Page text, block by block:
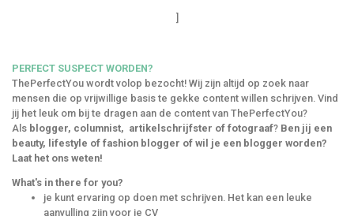
]
PERFECT SUSPECT WORDEN?
ThePerfectYou wordt volop bezocht! Wij zijn altijd op zoek naar
mensen die op vrijwillige basis te gekke content willen schrijven. Vind
jij het leuk om bij te dragen aan de content van ThePerfectYou?
Als blogger, columnist, artikelschrijfster of fotograaf? Ben jij een
beauty, lifestyle of fashion blogger of wil je een blogger worden?
Laat het ons weten!
What's in there for you?
je kunt ervaring op doen met schrijven. Het kan een leuke
aanvulling zijn voor je CV